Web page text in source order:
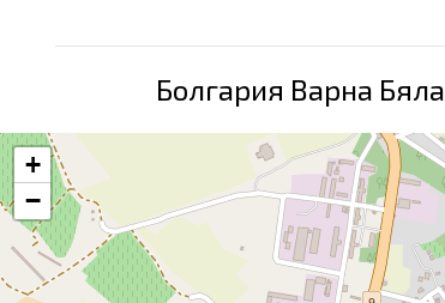
Болгария Варна Бяла
+
−